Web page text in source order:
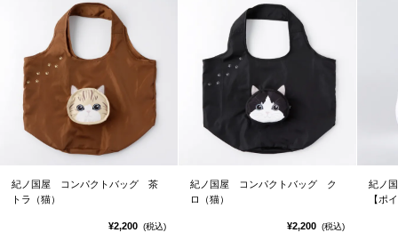
紀ノ国屋 コンパクトバッグ 茶
トラ（猫）
¥2,200 (税込)
紀ノ国屋 コンパクトバッグ ク
ロ（猫）
¥2,200 (税込)
紀ノ
【ポ